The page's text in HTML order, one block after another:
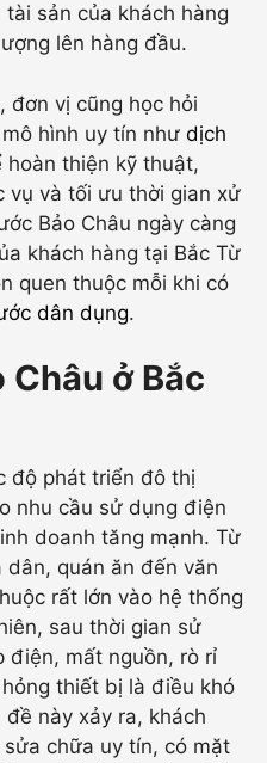
sản của khách hàng
lên hàng đầu.
đơn vị cũng học hỏi
hình uy tín như dịch
hoàn thiện kỹ thuật,
vụ và tối ưu thời gian xử
Bảo Châu ngày càng
khách hàng tại Bắc Từ
quen thuộc mỗi khi có
dân dụng.
ở Bắc
độ phát triển đô thị
nhu cầu sử dụng điện
doanh tăng mạnh. Từ
dân, quán ăn đến văn
rất lớn vào hệ thống
sau thời gian sử
điện, mất nguồn, rò rỉ
thiết bị là điều khó
này xảy ra, khách
chữa uy tín, có mặt